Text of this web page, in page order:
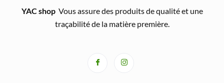
YAC shopVous assure des produits de qualité et une
traçabilité de la matière première.